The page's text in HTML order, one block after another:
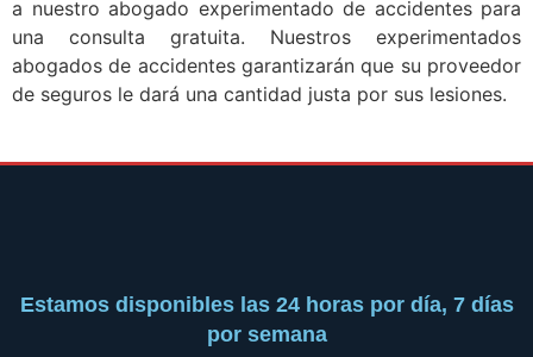
a nuestro abogado experimentado de accidentes para
una consulta gratuita. Nuestros experimentados
abogados de accidentes garantizarán que su proveedor
de seguros le dará una cantidad justa por sus lesiones.
Estamos disponibles las 24 horas por día, 7 días
por semana